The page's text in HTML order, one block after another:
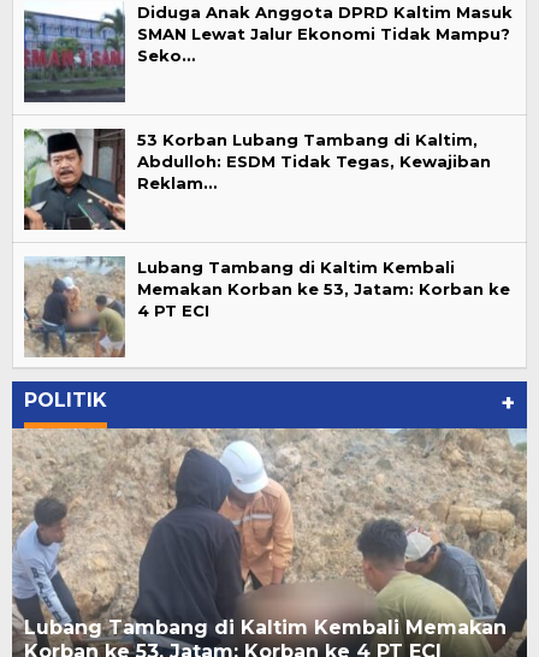
Diduga Anak Anggota DPRD Kaltim Masuk
SMAN Lewat Jalur Ekonomi Tidak Mampu?
Seko…
53 Korban Lubang Tambang di Kaltim,
Abdulloh: ESDM Tidak Tegas, Kewajiban
Reklam…
Lubang Tambang di Kaltim Kembali
Memakan Korban ke 53, Jatam: Korban ke
4 PT ECI
POLITIK +
Lubang Tambang di Kaltim Kembali Memakan
Korban ke 53, Jatam: Korban ke 4 PT ECI